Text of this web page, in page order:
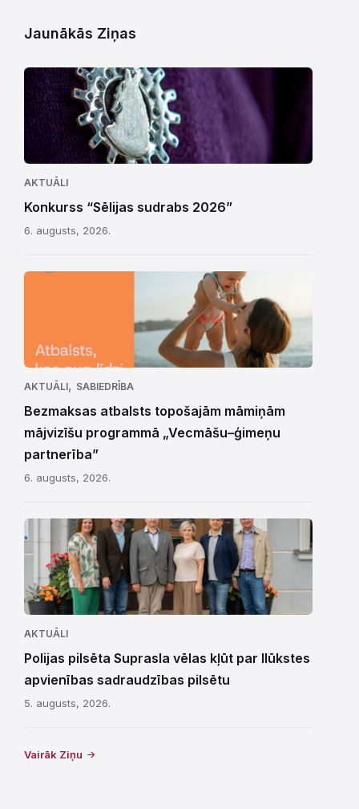
Jaunākās Ziņas
AKTUĀLI
Konkurss “Sēlijas sudrabs 2026”
6. augusts, 2026.
AKTUĀLI, SABIEDRĪBA
Bezmaksas atbalsts topošajām māmiņām
mājvizīšu programmā „Vecmāšu–ģimeņu
partnerība”
6. augusts, 2026.
AKTUĀLI
Polijas pilsēta Suprasla vēlas kļūt par Ilūkstes
apvienības sadraudzības pilsētu
5. augusts, 2026.
Vairāk Ziņu